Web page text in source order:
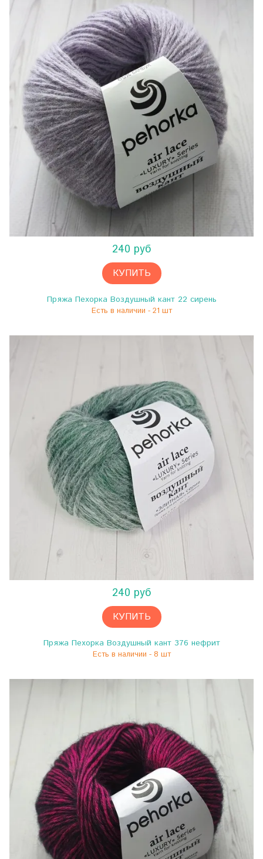
240 руб
КУПИТЬ
Пряжа Пехорка Воздушный кант 22 сирень
Есть в наличии - 21 шт
240 руб
КУПИТЬ
Пряжа Пехорка Воздушный кант 376 нефрит
Есть в наличии - 8 шт